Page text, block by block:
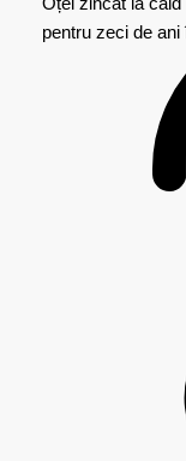
pentru zeci de ani